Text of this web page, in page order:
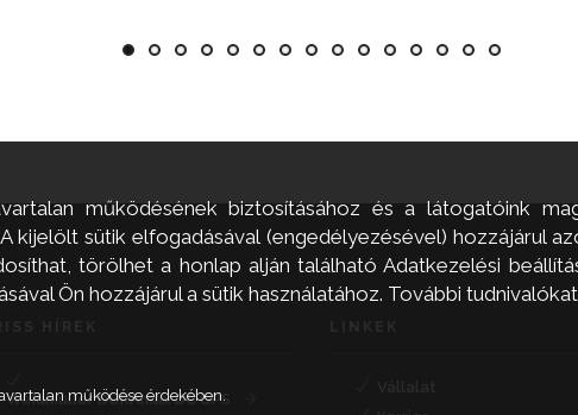
Weidmüller DURAmax DC UPS
működésének biztosításához és a látogatóink
kijelölt sütik elfogadásával (engedélyezésével) hozzájárul
törölhet a honlap alján található Adatkezelési
Ön hozzájárul a sütik használatához. További
működése érdekében.